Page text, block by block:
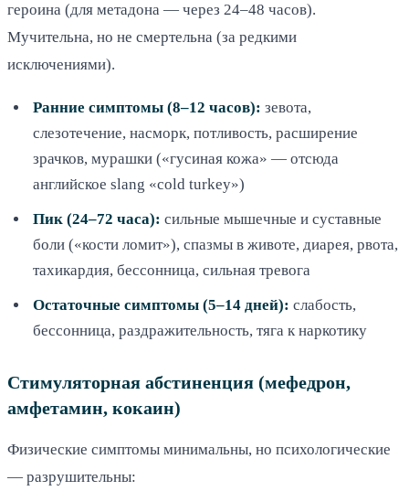
героина (для метадона — через 24–48 часов).
Мучительна, но не смертельна (за редкими
исключениями).
Ранние симптомы (8–12 часов): зевота,
слезотечение, насморк, потливость, расширение
зрачков, мурашки («гусиная кожа» — отсюда
английское slang «cold turkey»)
Пик (24–72 часа): сильные мышечные и суставные
боли («кости ломит»), спазмы в животе, диарея, рвота,
тахикардия, бессонница, сильная тревога
Остаточные симптомы (5–14 дней): слабость,
бессонница, раздражительность, тяга к наркотику
Стимуляторная абстиненция (мефедрон,
амфетамин, кокаин)
Физические симптомы минимальны, но психологические
— разрушительны: